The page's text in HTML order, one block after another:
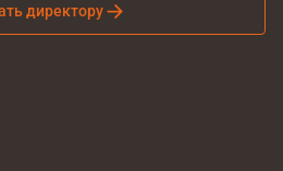
директору